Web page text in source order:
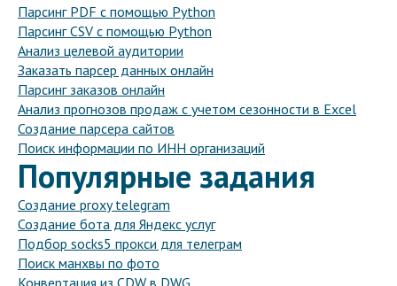
Парсинг PDF с помощью Python
Парсинг CSV с помощью Python
Анализ целевой аудитории
Заказать парсер данных онлайн
Парсинг заказов онлайн
Анализ прогнозов продаж с учетом сезонности в Excel
Создание парсера сайтов
Поиск информации по ИНН организаций
Популярные задания
Создание proxy telegram
Создание бота для Яндекс услуг
Подбор socks5 прокси для телеграм
Поиск манхвы по фото